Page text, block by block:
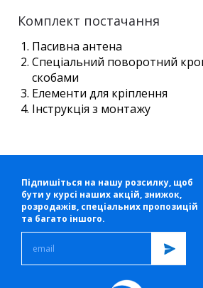
Комплект постачання
Пасивна антена
Спеціальний поворотний
скобами
Елементи для кріплення
Інструкція з монтажу
Підпишіться на нашу розсилку, щоб
бути у курсі наших акцій, знижок,
розродажів, спеціальних пропозицій
та багато іншого.